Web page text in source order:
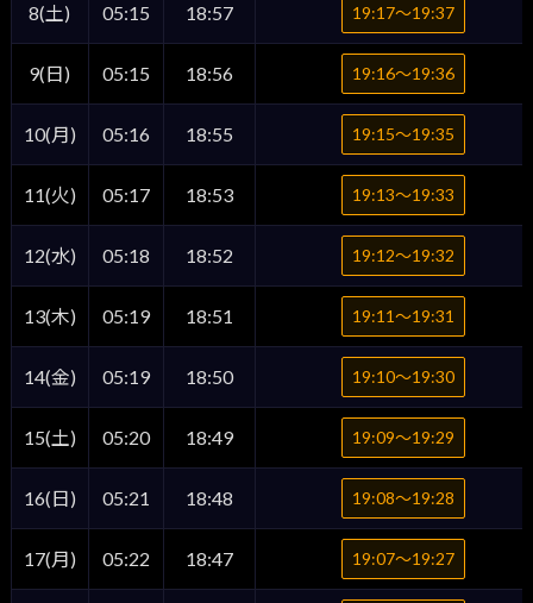
8(土) 05:15 18:57 19:17〜19:37
9(日) 05:15 18:56 19:16〜19:36
10(月) 05:16 18:55 19:15〜19:35
11(火) 05:17 18:53 19:13〜19:33
12(水) 05:18 18:52 19:12〜19:32
13(木) 05:19 18:51 19:11〜19:31
14(金) 05:19 18:50 19:10〜19:30
15(土) 05:20 18:49 19:09〜19:29
16(日) 05:21 18:48 19:08〜19:28
17(月) 05:22 18:47 19:07〜19:27